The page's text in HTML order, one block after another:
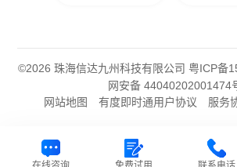
©2026 珠海信达九州科技有限公司 粤ICP备
网安备 44040202001474
网站地图
有度即时通用户协议 服务